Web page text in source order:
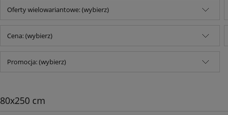
Oferty wielowariantowe: (wybierz)
Cena: (wybierz)
Promocja: (wybierz)
80x250 cm